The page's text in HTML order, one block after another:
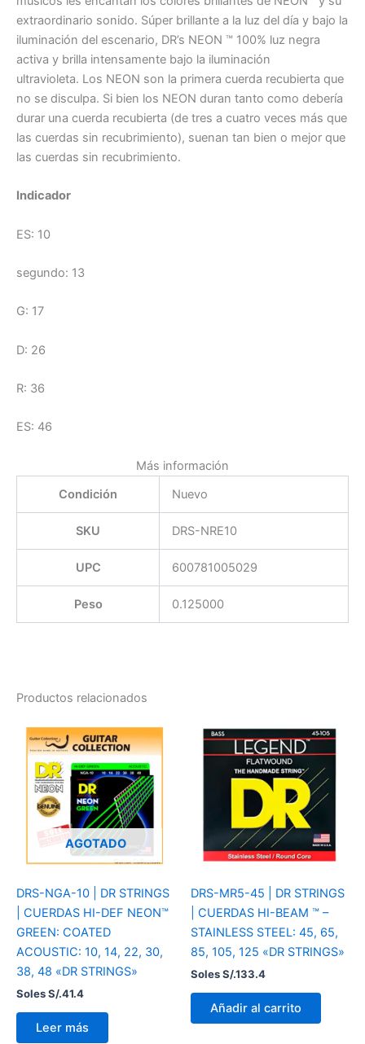
extraordinario sonido. Súper brillante a la luz del día y bajo la
iluminación del escenario, DR’s NEON ™ 100% luz negra
activa y brilla intensamente bajo la iluminación
ultravioleta. Los NEON son la primera cuerda recubierta que
no se disculpa. Si bien los NEON duran tanto como debería
durar una cuerda recubierta (de tres a cuatro veces más que
las cuerdas sin recubrimiento), suenan tan bien o mejor que
las cuerdas sin recubrimiento.
Indicador
ES: 10
segundo: 13
G: 17
D: 26
R: 36
ES: 46
Más información
Condición
Nuevo
SKU DRS-NRE10
UPC 600781005029
Peso 0.125000
Productos relacionados
AGOTADO
DRS-NGA-10 | DR STRINGS
| CUERDAS HI-DEF NEON™
GREEN: COATED
ACOUSTIC: 10, 14, 22, 30,
38, 48 «DR STRINGS»
Soles S/.41.4
Leer más
DRS-MR5-45 | DR STRINGS
| CUERDAS HI-BEAM ™ –
STAINLESS STEEL: 45, 65,
85, 105, 125 «DR STRINGS»
Soles S/.133.4
Añadir al carrito